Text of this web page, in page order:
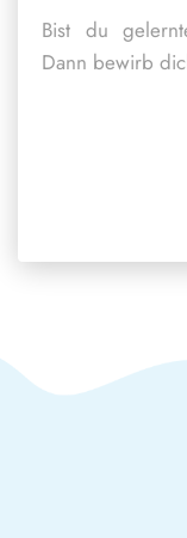
Bist du
Dann bewirb